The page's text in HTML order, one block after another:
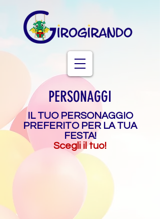
PERSONAGGI
IL TUO PERSONAGGIO
PREFERITO PER LA TUA
FESTA!
Scegli il tuo!